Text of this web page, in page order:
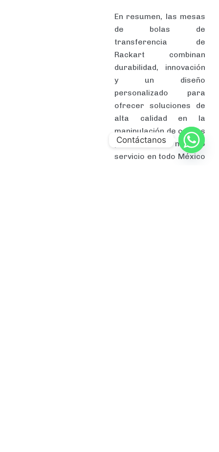
En resumen, las mesas
de bolas de
transferencia de
Rackart combinan
durabilidad, innovación
y un diseño
personalizado para
ofrecer soluciones de
alta calidad en la
manipulación de cargas
pesadas. Con nuestro
servicio en todo México
Contáctanos